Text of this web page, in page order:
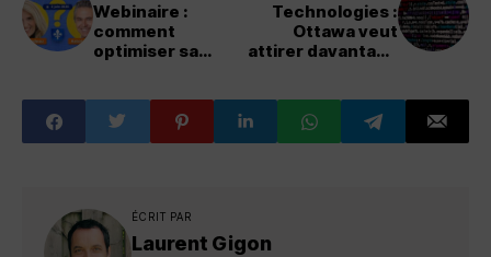
Webinaire :
comment
optimiser sa
Québec?
Technologies :
Ottawa veut
attirer davantage
hors Québec
ÉCRIT PAR
Laurent Gigon